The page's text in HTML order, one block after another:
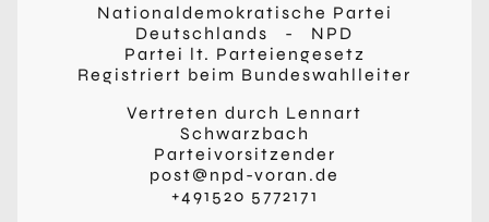
Nationaldemokratische Partei
Deutschlands - NPD
Partei lt. Parteiengesetz
Registriert beim Bundeswahlleiter
Vertreten durch Lennart
Schwarzbach
Parteivorsitzender
post@npd-voran.de
+491520 5772171